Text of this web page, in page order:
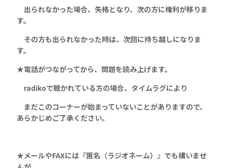
出られなかった場合、失格となり、次の方に権利が移りま
す。
その方も出られなかった時は、次回に持ち越しになりま
す。
★電話がつながってから、問題を読み上げます。
radikoで聴かれている方の場合、タイムラグにより
まだこのコーナーが始まっていないことがありますので、
あらかじめご了承ください。
★メールやFAXには『匿名（ラジオネーム）』でも構いませ